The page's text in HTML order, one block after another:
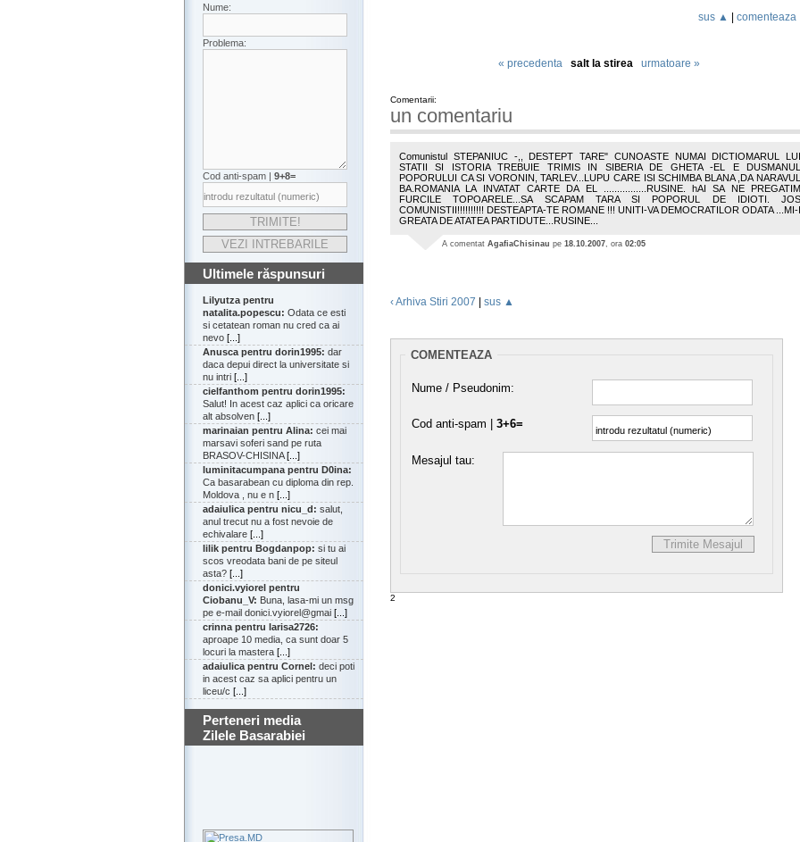
Nume:
Problema:
Cod anti-spam | 9+8=
Ultimele răspunsuri
Lilyutza pentru
natalita.popescu: Odata ce esti
si cetatean roman nu cred ca ai
nevo [...]
Anusca pentru dorin1995: dar
daca depui direct la universitate si
nu intri [...]
cielfanthom pentru dorin1995:
Salut! In acest caz aplici ca oricare
alt absolven [...]
marinaian pentru Alina: cei mai
marsavi soferi sand pe ruta
BRASOV-CHISINA[...]
luminitacumpana pentru D0ina:
Ca basarabean cu diploma din rep.
Moldova , nu e n [...]
adaiulica pentru nicu_d: salut,
anul trecut nu a fost nevoie de
echivalare [...]
lilik pentru Bogdanpop: si tu ai
scos vreodata bani de pe siteul
asta? [...]
donici.vyiorel pentru
Ciobanu_V: Buna, lasa-mi un msg
pe e-mail donici.vyiorel@gmai [...]
crinna pentru larisa2726:
aproape 10 media, ca sunt doar 5
locuri la mastera [...]
adaiulica pentru Cornel: deci poti
in acest caz sa aplici pentru un
liceu/c [...]
Perteneri media
Zilele Basarabiei
sus ▲
« precedenta salt la stirea urmatoare »
Comentarii:
un comentariu
Comunistul STEPANIUC -,, DESTEPT TARE" CUNOASTE NUMAI DICTIOMARUL LUI
STATII SI ISTORIA TREBUIE TRIMIS IN SIBERIA DE GHETA -EL E DUSMANUL
POPORULUI CA SI VORONIN, TARLEV...LUPU CARE ISI SCHIMBA BLANA ,DA NARAVUL
BA.ROMANIA LA INVATAT CARTE DA EL ................RUSINE. hAI SA NE PREGATIM
FURCILE TOPOARELE...SA SCAPAM TARA SI POPORUL DE IDIOTI. JOS
COMUNISTII!!!!!!!!!! DESTEAPTA-TE ROMANE !!! UNITI-VA DEMOCRATILOR ODATA ...MI-I
GREATA DE ATATEA PARTIDUTE...RUSINE...
A comentat AgafiaChisinau pe 18.10.2007, ora 02:05
‹ Arhiva Stiri 2007 sus ▲
COMENTEAZA
Nume / Pseudonim:
Cod anti-spam | 3+6=
Mesajul tau:
2